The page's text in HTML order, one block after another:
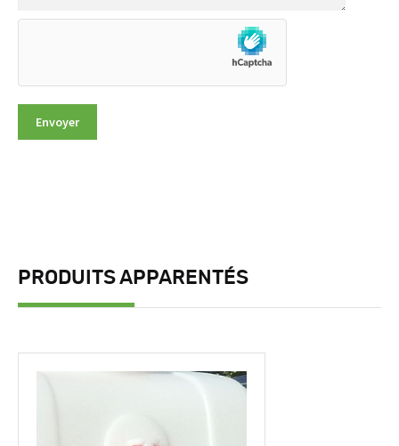
PRODUITS APPARENTÉS